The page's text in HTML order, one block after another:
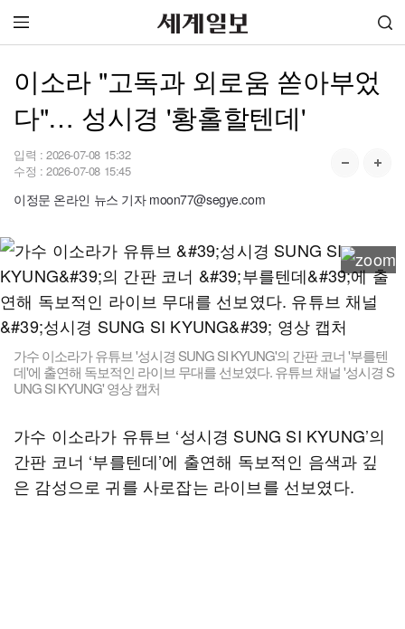
이소라 "고독과 외로움 쏟아부었
다"… 성시경 '황홀할텐데'
입력 : 2026-07-08 15:32
수정 : 2026-07-08 15:45
이정문 온라인 뉴스 기자 moon77@segye.com
가수 이소라가 유튜브 '성시경 SUNG SI KYUNG'의 간판 코너 '부를텐
데'에 출연해 독보적인 라이브 무대를 선보였다. 유튜브 채널 '성시경 S
UNG SI KYUNG' 영상 캡처
가수 이소라가 유튜브 ‘성시경 SUNG SI KYUNG’의
간판 코너 ‘부를텐데’에 출연해 독보적인 음색과 깊
은 감성으로 귀를 사로잡는 라이브를 선보였다.